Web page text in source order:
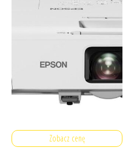
Zobacz cenę